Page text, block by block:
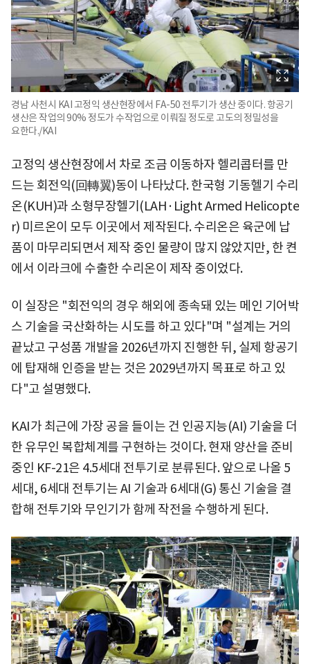
경남 사천시 KAI 고정익 생산현장에서 FA-50 전투기가 생산 중이다. 항공기
생산은 작업의 90% 정도가 수작업으로 이뤄질 정도로 고도의 정밀성을
요한다./KAI
고정익 생산현장에서 차로 조금 이동하자 헬리콥터를 만
드는 회전익(回轉翼)동이 나타났다. 한국형 기동헬기 수리
온(KUH)과 소형무장헬기(LAH·Light Armed Helicopte
r) 미르온이 모두 이곳에서 제작된다. 수리온은 육군에 납
품이 마무리되면서 제작 중인 물량이 많지 않았지만, 한 켠
에서 이라크에 수출한 수리온이 제작 중이었다.
이 실장은 "회전익의 경우 해외에 종속돼 있는 메인 기어박
스 기술을 국산화하는 시도를 하고 있다"며 "설계는 거의
끝났고 구성품 개발을 2026년까지 진행한 뒤, 실제 항공기
에 탑재해 인증을 받는 것은 2029년까지 목표로 하고 있
다"고 설명했다.
KAI가 최근에 가장 공을 들이는 건 인공지능(AI) 기술을 더
한 유무인 복합체계를 구현하는 것이다. 현재 양산을 준비
중인 KF-21은 4.5세대 전투기로 분류된다. 앞으로 나올 5
세대, 6세대 전투기는 AI 기술과 6세대(G) 통신 기술을 결
합해 전투기와 무인기가 함께 작전을 수행하게 된다.